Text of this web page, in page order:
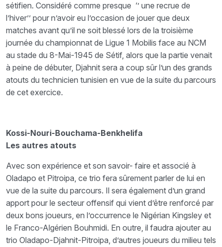
sétifien. Considéré comme presque ‘’ une recrue de
l’hiver’’ pour n’avoir eu l’occasion de jouer que deux
matches avant qu’il ne soit blessé lors de la troisième
journée du championnat de Ligue 1 Mobilis face au NCM
au stade du 8-Mai-1945 de Sétif, alors que la partie venait
à peine de débuter, Djahnit sera a coup sûr l’un des grands
atouts du technicien tunisien en vue de la suite du parcours
de cet exercice.
Kossi-Nouri-Bouchama-Benkhelifa
Les autres atouts
Avec son expérience et son savoir- faire et associé à
Oladapo et Pitroipa, ce trio fera sûrement parler de lui en
vue de la suite du parcours. Il sera également d’un grand
apport pour le secteur offensif qui vient d’être renforcé par
deux bons joueurs, en l’occurrence le Nigérian Kingsley et
le Franco-Algérien Bouhmidi. En outre, il faudra ajouter au
trio Oladapo-Djahnit-Pitroipa, d’autres joueurs du milieu tels